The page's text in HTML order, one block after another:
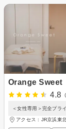
Orange Sweet
4.8
＜女性専用＞完全プラ
アクセス：JR京浜東